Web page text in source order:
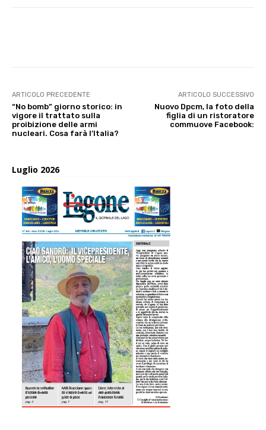
ARTICOLO PRECEDENTE
“No bomb” giorno storico: in
vigore il trattato sulla
proibizione delle armi
nucleari. Cosa farà l’Italia?
ARTICOLO SUCCESSIVO
Nuovo Dpcm, la foto della
figlia di un ristoratore
commuove Facebook:
Luglio 2026